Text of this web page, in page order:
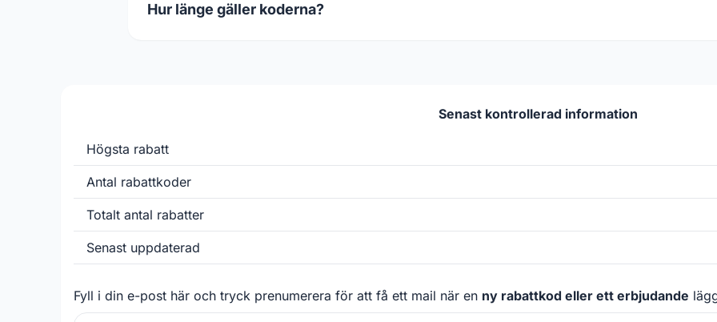
Hur länge gäller koderna?
Senast kontrollerad information
Högsta rabatt
Antal rabattkoder
Totalt antal rabatter
Senast uppdaterad
Fyll i din e-post här och tryck prenumerera för att få ett mail när en ny rabattkod eller ett erbjudande